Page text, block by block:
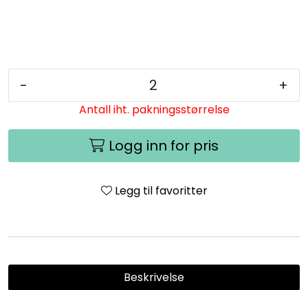
- +
Antall iht. pakningsstørrelse
Logg inn for pris
Legg til favoritter
Beskrivelse